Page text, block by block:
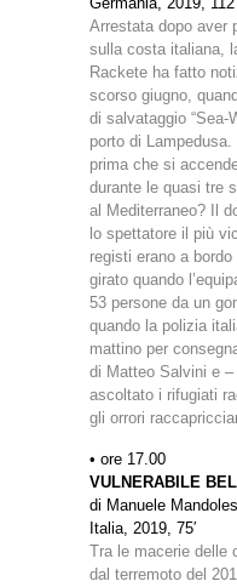
Arrestata dopo aver
sulla costa italiana,
Rackete ha fatto
scorso giugno,
di salvataggio “Sea-
porto di
prima che si
durante le quasi tre
al Mediterraneo? Il
lo spettatore il più
registi erano a
girato quando
53 persone da un
quando la polizia
mattino per
di Matteo Salvini e
ascoltato i rifugiati
gli orrori
• ore 17.00
VULNERABILE
di Manuele
Italia, 2019, 75′
Tra le macerie delle
dal terremoto del